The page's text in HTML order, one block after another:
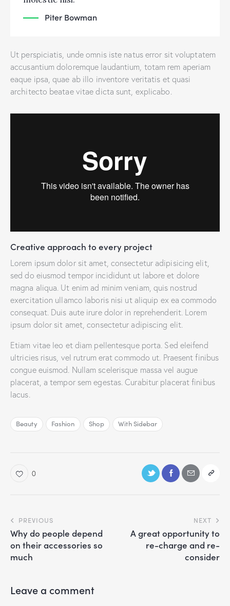
Piter Bowman
Ut perspiciatis, unde omnis iste natus error sit voluptatem
accusantium doloremque laudantium, totam rem aperiam
eaque ipsa, quae ab illo inventore veritatis et quasi
architecto beatae vitae dicta sunt, explicabo.
Creative approach to every project
Lorem ipsum dolor sit amet, consectetur adipisicing elit,
sed do eiusmod tempor incididunt ut labore et dolore
magna aliqua. Ut enim ad minim veniam, quis nostrud
exercitation ullamco laboris nisi ut aliquip ex ea commodo
consequat. Duis aute irure dolor in reprehenderit. Lorem
ipsum dolor sit amet, consectetur adipiscing elit.
Etiam vitae leo et diam pellentesque porta. Sed eleifend
ultricies risus, vel rutrum erat commodo ut. Praesent finibus
congue euismod. Nullam scelerisque massa vel augue
placerat, a tempor sem egestas. Curabitur placerat finibus
lacus.
Beauty Fashion Shop With Sidebar
0
PREVIOUS
Why do people depend
on their accessories so
much
NEXT
A great opportunity to
re-charge and re-
consider
Leave a comment